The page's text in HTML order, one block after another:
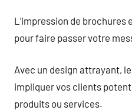
L’impression de
pour faire passer votre
Avec un design attrayant,
impliquer vos clients
produits ou services.